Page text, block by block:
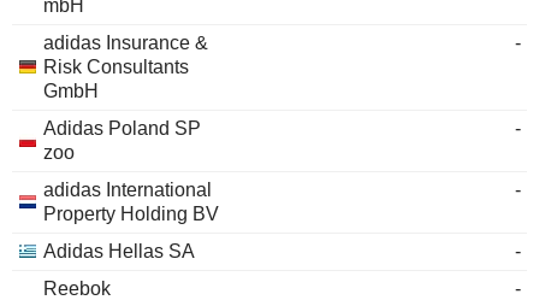
mbH
adidas Insurance &
Risk Consultants
GmbH
-
Adidas Poland SP
zoo
-
adidas International
Property Holding BV
-
Adidas Hellas SA
-
Reebok
-